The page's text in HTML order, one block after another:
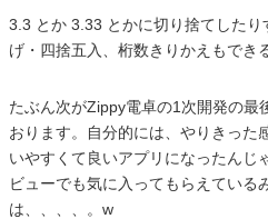
3.3 とか 3.33 とかに切り捨てした
げ・四捨五入、桁数きりかえもでき
たぶん次がZippy電卓の1次開発の最
おります。自分的には、やりきった
いやすくて良いアプリになったんじ
ビューでも気に入ってもらえている
は、、、、。w